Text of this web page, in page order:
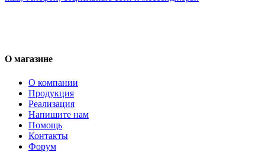
О магазине
О компании
Продукция
Реализация
Напишите нам
Помощь
Контакты
Форум